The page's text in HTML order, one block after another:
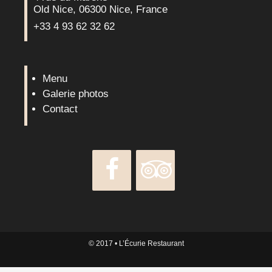
Old Nice, 06300 Nice, France
+33 4 93 62 32 62
Menu
Galerie photos
Contact
© 2017 • L’Écurie Restaurant